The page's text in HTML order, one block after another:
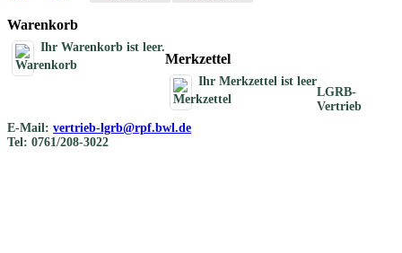
Warenkorb
Ihr Warenkorb ist leer.
Merkzettel
Ihr Merkzettel ist leer
LGRB-
Vertrieb
E-Mail: vertrieb-lgrb@rpf.bwl.de
Tel: 0761/208-3022